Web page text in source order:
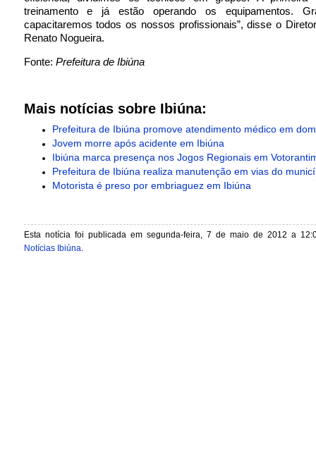
treinamento e já estão operando os equipamentos.
capacitaremos todos os nossos profissionais”, disse o
Renato Nogueira.
Fonte: Prefeitura de Ibiúna
Mais notícias sobre Ibiúna:
Prefeitura de Ibiúna promove atendimento médico em
Jovem morre após acidente em Ibiúna
Ibiúna marca presença nos Jogos Regionais em
Prefeitura de Ibiúna realiza manutenção em vias do
Motorista é preso por embriaguez em Ibiúna
Esta notícia foi publicada em segunda-feira, 7 de maio de 2012 a
Notícias Ibiúna.